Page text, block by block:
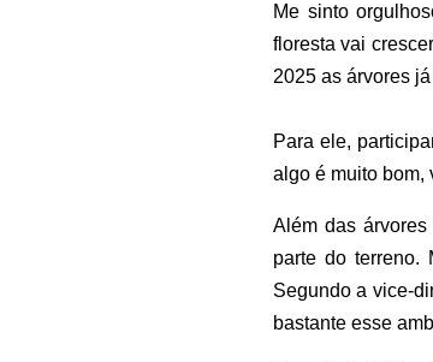
Me sinto
floresta vai
2025 as árvores
Para ele,
algo é muito bom,
Além das
parte do terreno.
Segundo a vice-
bastante esse